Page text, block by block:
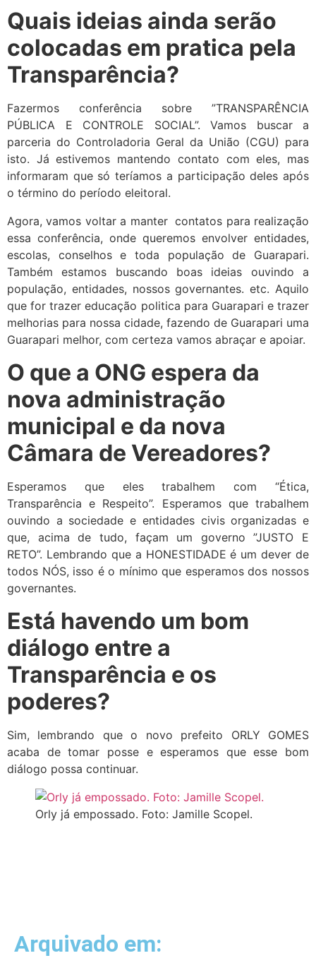
Quais ideias ainda serão
colocadas em pratica pela
Transparência?
Fazermos conferência sobre ”TRANSPARÊNCIA
PÚBLICA E CONTROLE SOCIAL”. Vamos buscar a
parceria do Controladoria Geral da União (CGU) para
isto. Já estivemos mantendo contato com eles, mas
informaram que só teríamos a participação deles após
o término do período eleitoral.
Agora, vamos voltar a manter contatos para realização
essa conferência, onde queremos envolver entidades,
escolas, conselhos e toda população de Guarapari.
Também estamos buscando boas ideias ouvindo a
população, entidades, nossos governantes. etc. Aquilo
que for trazer educação politica para Guarapari e trazer
melhorias para nossa cidade, fazendo de Guarapari uma
Guarapari melhor, com certeza vamos abraçar e apoiar.
O que a ONG espera da
nova administração
municipal e da nova
Câmara de Vereadores?
Esperamos que eles trabalhem com “Ética,
Transparência e Respeito”. Esperamos que trabalhem
ouvindo a sociedade e entidades civis organizadas e
que, acima de tudo, façam um governo ”JUSTO E
RETO”. Lembrando que a HONESTIDADE é um dever de
todos NÓS, isso é o mínimo que esperamos dos nossos
governantes.
Está havendo um bom
diálogo entre a
Transparência e os
poderes?
Sim, lembrando que o novo prefeito ORLY GOMES
acaba de tomar posse e esperamos que esse bom
diálogo possa continuar.
Orly já empossado. Foto: Jamille Scopel.
Arquivado em: